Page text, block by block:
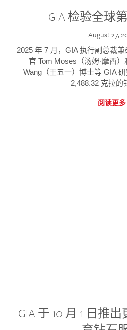
GIA 检验全球
August 27,
2025 年 7 月，GIA 执行副总裁
官 Tom Moses（汤姆·摩西
Wang（王五一）博士等 GIA
2,488.32 克拉的
阅读更多
GIA 于 10 月 1 日推